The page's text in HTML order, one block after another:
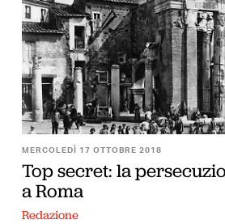
MERCOLEDÌ 17 OTTOBRE 2018
Top secret: la
a Roma
Redazione